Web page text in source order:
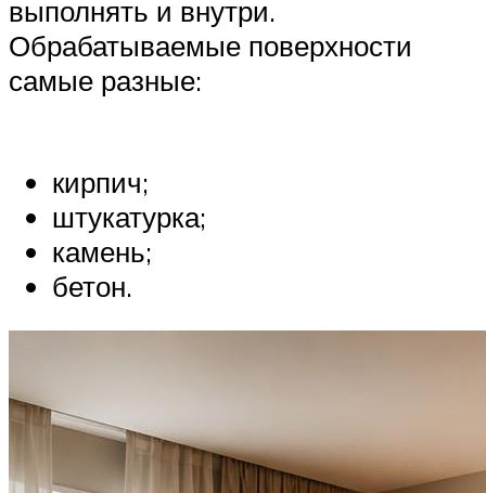
выполнять и внутри.
Обрабатываемые поверхности
самые разные:
кирпич;
штукатурка;
камень;
бетон.